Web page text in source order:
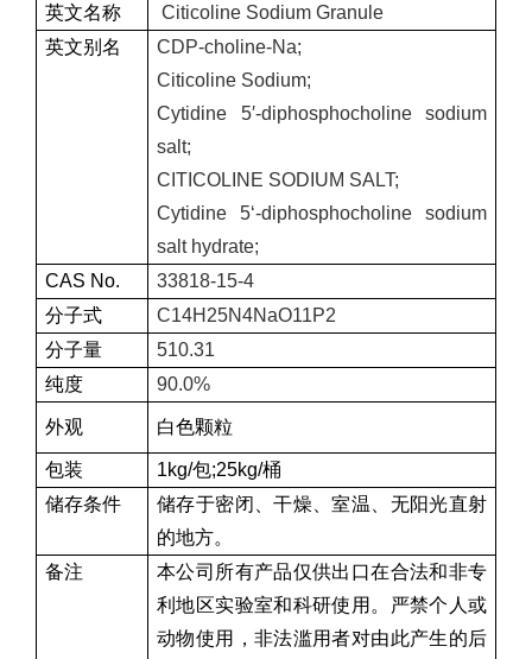
英文名称
Citicoline Sodium Granule
英文别名
CDP-choline-Na;
Citicoline Sodium;
Cytidine 5′-diphosphocholine sodium
salt;
CITICOLINE SODIUM SALT;
Cytidine 5‘-diphosphocholine sodium
salt hydrate;
CAS No.
33818-15-4
分子式
C14H25N4NaO11P2
分子量
510.31
纯度
90.0%
外观 白色颗粒
包装
1kg/包;25kg/桶
储存条件
储存于密闭、干燥、室温、无阳光直射
的地方。
备注
本公司所有产品仅供出口在合法和非专
利地区实验室和科研使用。严禁个人或
动物使用，非法滥用者对由此产生的后